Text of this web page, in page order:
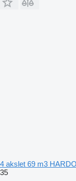
4 akslet 69 m3
35